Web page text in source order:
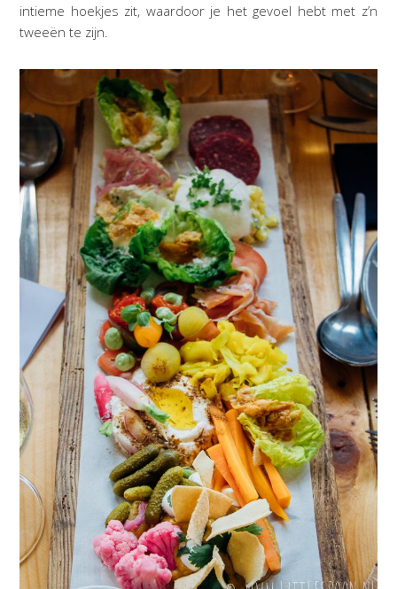
intieme hoekjes zit, waardoor je het gevoel hebt met z’n
tweeën te zijn.